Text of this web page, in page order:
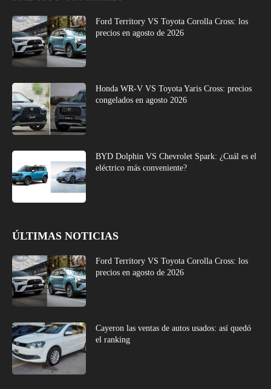
Ford Territory VS Toyota Corolla Cross: los
precios en agosto de 2026
Honda WR-V VS Toyota Yaris Cross: precios
congelados en agosto 2026
BYD Dolphin VS Chevrolet Spark: ¿Cuál es el
eléctrico más conveniente?
ÚLTIMAS NOTICIAS
Ford Territory VS Toyota Corolla Cross: los
precios en agosto de 2026
Cayeron las ventas de autos usados: así quedó
el ranking